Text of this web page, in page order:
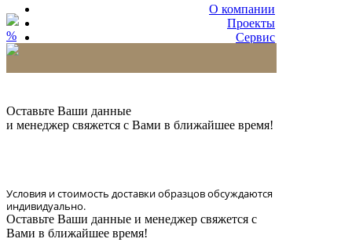
О компании
Проекты
Сервис
%
Оставьте Ваши данные
и менеджер свяжется с Вами в ближайшее время!
Условия и стоимость доставки образцов обсуждаются
индивидуально.
Оставьте Ваши данные и менеджер свяжется с
Вами в ближайшее время!